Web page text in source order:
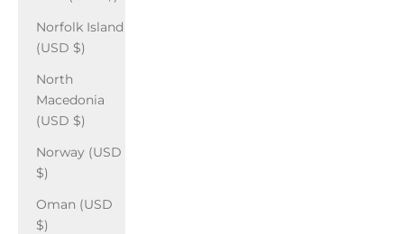
Norfolk Island
(USD $)
North
Macedonia
(USD $)
Norway (USD
$)
Oman (USD
$)